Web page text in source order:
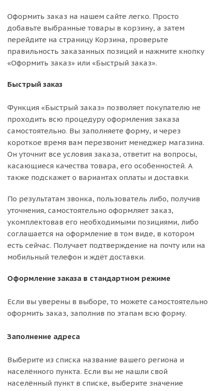
Оформить заказ на нашем сайте легко. Просто
добавьте выбранные товары в корзину, а затем
перейдите на страницу Корзина, проверьте
правильность заказанных позиций и нажмите кнопку
«Оформить заказ» или «Быстрый заказ».
Быстрый заказ
Функция «Быстрый заказ» позволяет покупателю не
проходить всю процедуру оформления заказа
самостоятельно. Вы заполняете форму, и через
короткое время вам перезвонит менеджер магазина.
Он уточнит все условия заказа, ответит на вопросы,
касающиеся качества товара, его особенностей. А
также подскажет о вариантах оплаты и доставки.
По результатам звонка, пользователь либо, получив
уточнения, самостоятельно оформляет заказ,
укомплектовав его необходимыми позициями, либо
соглашается на оформление в том виде, в котором
есть сейчас. Получает подтверждение на почту или на
мобильный телефон и ждёт доставки.
Оформление заказа в стандартном режиме
Если вы уверены в выборе, то можете самостоятельно
оформить заказ, заполнив по этапам всю форму.
Заполнение адреса
Выберите из списка название вашего региона и
населённого пункта. Если вы не нашли свой
населённый пункт в списке, выберите значение